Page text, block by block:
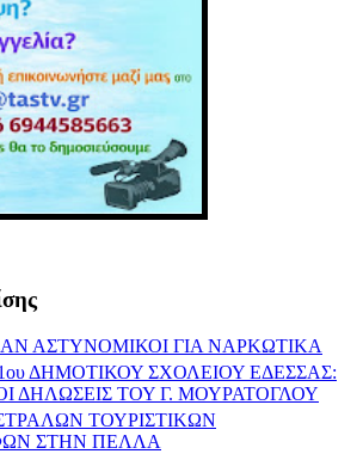
ΑΣΤΥΝΟΜΙΚΟΙ ΓΙΑ ΝΑΡΚΩΤΙΚΑ
ΔΗΜΟΤΙΚΟΥ ΣΧΟΛΕΙΟΥ ΕΔΕΣΣΑΣ:
ΔΗΛΩΣΕΙΣ ΤΟΥ Γ. ΜΟΥΡΑΤΟΓΛΟΥ
ΤΟΥΡΙΣΤΙΚΩΝ
ΣΤΗΝ ΠΕΛΛΑ